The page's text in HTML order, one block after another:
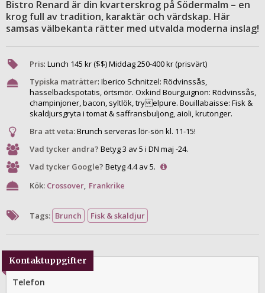
Bistro Renard är din kvarterskrog på Södermalm – en
krog full av tradition, karaktär och värdskap. Här
samsas välbekanta rätter med utvalda moderna inslag!
Pris: Lunch 145 kr ($$) Middag250-400kr (prisvärt)
Typiska maträtter: Iberico Schnitzel: Rödvinssås,
hasselbackspotatis, örtsmör. Oxkind Bourguignon: Rödvinssås,
champinjoner, bacon, syltlök, tryelpure. Bouillabaisse: Fisk &
skaldjursgryta i tomat & saffransbuljong, aioli, krutonger.
Bra att veta:Brunch serveras lör-sön kl. 11-15!
Vad tycker andra? Betyg 3 av 5 i DN maj -24.
Vad tycker Google? Betyg 4.4 av 5.
Kök: Crossover, Frankrike
Tags: Brunch Fisk & skaldjur
Kontaktuppgifter
Telefon